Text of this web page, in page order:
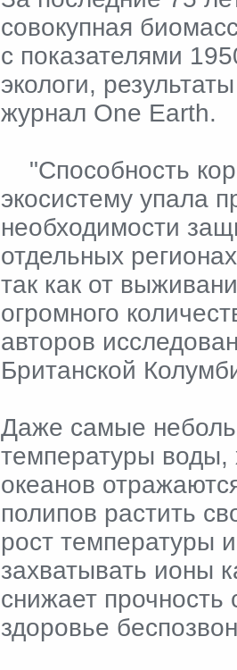
совокупная
с показателями
экологи,
журнал One Earth.
"Cпособность
экосистему упала
необходимости
отдельных
так как от
огромного
авторов
Британской
Даже самые
температуры воды,
океанов
полипов растить
рост температуры
захватывать ионы
снижает прочность
здоровье